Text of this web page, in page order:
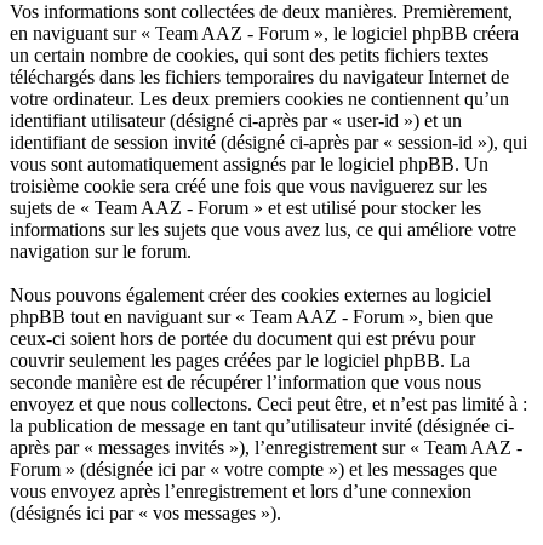
Vos informations sont collectées de deux manières. Premièrement,
en naviguant sur « Team AAZ - Forum », le logiciel phpBB créera
un certain nombre de cookies, qui sont des petits fichiers textes
téléchargés dans les fichiers temporaires du navigateur Internet de
votre ordinateur. Les deux premiers cookies ne contiennent qu’un
identifiant utilisateur (désigné ci-après par « user-id ») et un
identifiant de session invité (désigné ci-après par « session-id »), qui
vous sont automatiquement assignés par le logiciel phpBB. Un
troisième cookie sera créé une fois que vous naviguerez sur les
sujets de « Team AAZ - Forum » et est utilisé pour stocker les
informations sur les sujets que vous avez lus, ce qui améliore votre
navigation sur le forum.
Nous pouvons également créer des cookies externes au logiciel
phpBB tout en naviguant sur « Team AAZ - Forum », bien que
ceux-ci soient hors de portée du document qui est prévu pour
couvrir seulement les pages créées par le logiciel phpBB. La
seconde manière est de récupérer l’information que vous nous
envoyez et que nous collectons. Ceci peut être, et n’est pas limité à :
la publication de message en tant qu’utilisateur invité (désignée ci-
après par « messages invités »), l’enregistrement sur « Team AAZ -
Forum » (désignée ici par « votre compte ») et les messages que
vous envoyez après l’enregistrement et lors d’une connexion
(désignés ici par « vos messages »).